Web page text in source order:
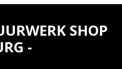
SHOP
-